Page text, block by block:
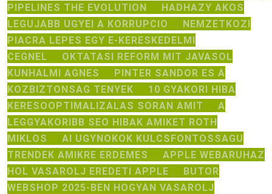
PIPELINES THE EVOLUTION
HADHAZY AKOS
LEGUJABB UGYEI A KORRUPCIO
NEMZETKOZI
PIACRA LEPES EGY E-KERESKEDELMI
CEGNEL
OKTATASI REFORM MIT JAVASOL
KUNHALMI AGNES
PINTER SANDOR ES A
KOZBIZTONSAG TENYEK
10 GYAKORI HIBA
KERESOOPTIMALIZALAS SORAN AMIT
A
LEGGYAKORIBB SEO HIBAK AMIKET ROTH
MIKLOS
AI UGYNOKOK KULCSFONTOSSAGU
TRENDEK AMIKRE ERDEMES
APPLE WEBARUHAZ
HOL VASAROLJ EREDETI APPLE
BUTOR
WEBSHOP 2025-BEN HOGYAN VASAROLJ